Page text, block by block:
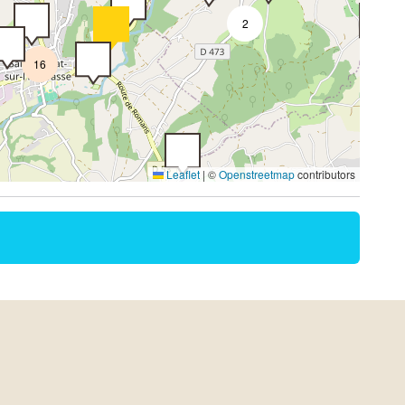
2
16
Leaflet | ©Openstreetmapcontributors